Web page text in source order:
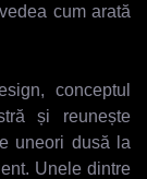
cum arată
conceptul
și reunește
uneori dusă la
Unele dintre